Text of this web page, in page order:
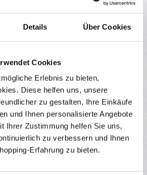
Details Über Cookies
Cookies
Erlebnis zu bieten,
Diese helfen uns, unsere
zu gestalten, Ihre Einkäufe
und Ihnen personalisierte Angebote
Ihrer Zustimmung helfen Sie uns,
zu verbessern und Ihnen
Erfahrung zu bieten.
mm